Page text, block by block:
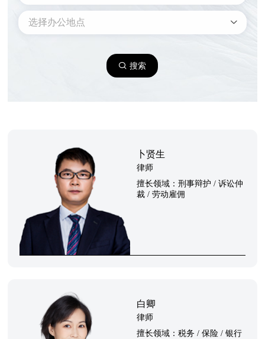
选择办公地点
搜索
卜贤生
律师
擅长领域：刑事辩护 / 诉讼仲
裁 / 劳动雇佣
白卿
律师
擅长领域：税务 / 保险 / 银行